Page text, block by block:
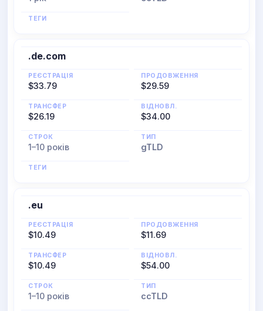
ТЕГИ
.de.com
РЕЄСТРАЦІЯ
$33.79
ПРОДОВЖЕННЯ
$29.59
ТРАНСФЕР
$26.19
ВІДНОВЛ.
$34.00
СТРОК
1–10 років
ТИП
gTLD
ТЕГИ
.eu
РЕЄСТРАЦІЯ
$10.49
ПРОДОВЖЕННЯ
$11.69
ТРАНСФЕР
$10.49
ВІДНОВЛ.
$54.00
СТРОК
1–10 років
ТИП
ccTLD